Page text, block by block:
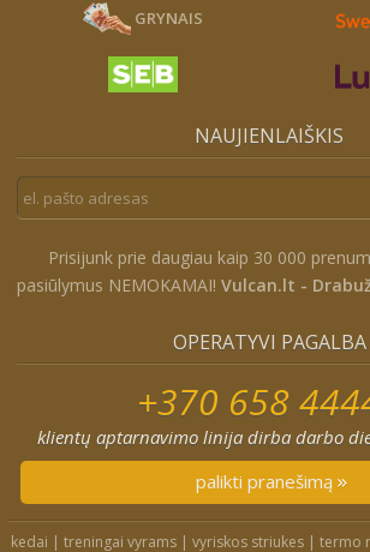
GRYNAIS
NAUJIENLAIŠKIS
Prisijunk prie daugiau kaip 30 000
pasiūlymus NEMOKAMAI! Vulcan.lt -
OPERATYVI PAGALBA
+370 658
klientų aptarnavimo linija dirba darbo
palikti pranešimą
kedai | treningai vyrams| vyriskos striukes| termo